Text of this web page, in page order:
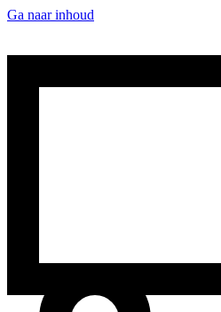
Ga naar inhoud